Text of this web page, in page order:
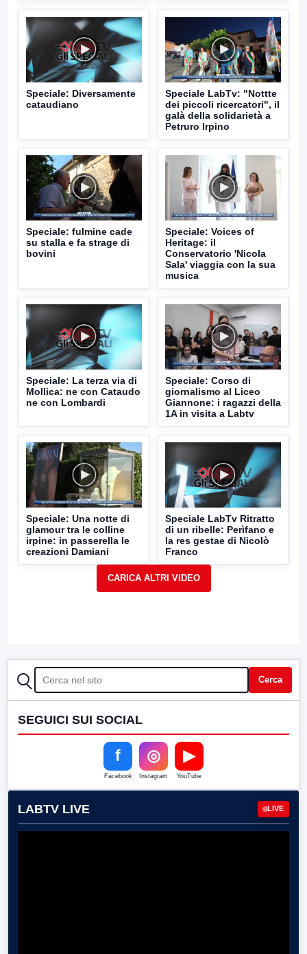
Speciale: Diversamente
cataudiano
Speciale LabTv: "Nottte
dei piccoli ricercatori", il
galà della solidarietà a
Petruro Irpino
Speciale: fulmine cade
su stalla e fa strage di
bovini
Speciale: Voices of
Heritage: il
Conservatorio 'Nicola
Sala' viaggia con la sua
musica
Speciale: La terza via di
Mollica: ne con Cataudo
ne con Lombardi
Speciale: Corso di
giornalismo al Liceo
Giannone: i ragazzi della
1A in visita a Labtv
Speciale: Una notte di
glamour tra le colline
irpine: in passerella le
creazioni Damiani
Speciale LabTv Ritratto
di un ribelle: Perìfano e
la res gestae di Nicolò
Franco
CERCA Cerca
SEGUICI SUI SOCIAL
f
Facebook
◎
Instagram
▶
YouTube
LABTV LIVE LIVE